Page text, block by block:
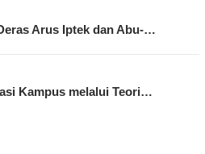
Arus Iptek dan Abu-…
Kampus melalui Teori…